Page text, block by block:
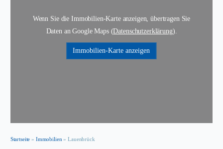
Wenn Sie die Immobilien-Karte anzeigen, übertragen Sie
Daten an Google Maps (Datenschutzerklärung).
Immobilien-Karte anzeigen
Startseite » Immobilien »Lauenbrück